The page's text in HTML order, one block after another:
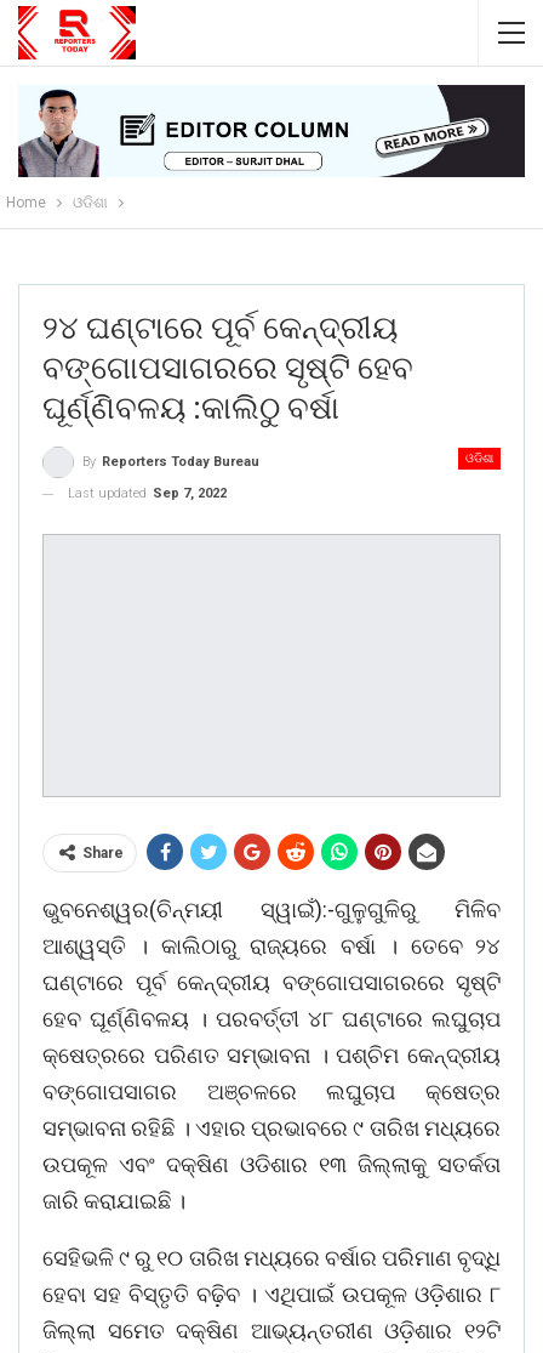
Home ଓଡିଶା
୨୪ ଘଣ୍ଟାରେ ପୂର୍ବ କେନ୍ଦ୍ରୀୟ
ବଙ୍ଗୋପସାଗରରେ ସୃଷ୍ଟି ହେବ
ଘୂର୍ଣ୍ଣିବଳୟ :କାଲିଠୁ ବର୍ଷା
ଓଡିଶା
By Reporters Today Bureau
Last updated Sep 7, 2022
Share
ଭୁବନେଶ୍ୱର(ଚିନ୍ମୟୀ ସ୍ୱାଇଁ):-ଗୁଳୁଗୁଳିରୁ ମିଳିବ
ଆଶ୍ୱସ୍ତି । କାଲିଠାରୁ ରାଜ୍ୟରେ ବର୍ଷା । ତେବେ ୨୪
ଘଣ୍ଟାରେ ପୂର୍ବ କେନ୍ଦ୍ରୀୟ ବଙ୍ଗୋପସାଗରରେ ସୃଷ୍ଟି
ହେବ ଘୂର୍ଣ୍ଣିବଳୟ । ପରବର୍ତ୍ତୀ ୪୮ ଘଣ୍ଟାରେ ଲଘୁଚାପ
କ୍ଷେତ୍ରରେ ପରିଣତ ସମ୍ଭାବନା । ପଶ୍ଚିମ କେନ୍ଦ୍ରୀୟ
ବଙ୍ଗୋପସାଗର ଅଞ୍ଚଳରେ ଲଘୁଚାପ କ୍ଷେତ୍ର
ସମ୍ଭାବନା ରହିଛି । ଏହାର ପ୍ରଭାବରେ ୯ ତାରିଖ ମଧ୍ୟରେ
ଉପକୂଳ ଏବଂ ଦକ୍ଷିଣ ଓଡିଶାର ୧୩ ଜିଲ୍ଲାକୁ ସତର୍କତା
ଜାରି କରାଯାଇଛି ।
ସେହିଭଳି ୯ ରୁ ୧୦ ତାରିଖ ମଧ୍ୟରେ ବର୍ଷାର ପରିମାଣ ବୃଦ୍ଧି
ହେବା ସହ ବିସ୍ତୃତି ବଢ଼ିବ । ଏଥିପାଇଁ ଉପକୂଳ ଓଡ଼ିଶାର ୮
ଜିଲ୍ଲା ସମେତ ଦକ୍ଷିଣ ଆଭ୍ୟନ୍ତରୀଣ ଓଡ଼ିଶାର ୧୨ଟି